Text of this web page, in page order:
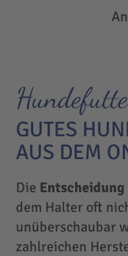
GUTES
AUS DEM
Die
dem Halter oft
unüberschaubar
zahlreichen